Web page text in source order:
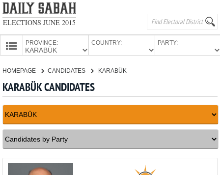
ELECTIONS JUNE 2015
PROVINCE: COUNTRY: PARTY:
HOMEPAGE CANDIDATES KARABÜK
KARABÜK CANDIDATES